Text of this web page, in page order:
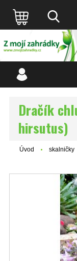
Dračík
hirsutus)
Úvod skalničky